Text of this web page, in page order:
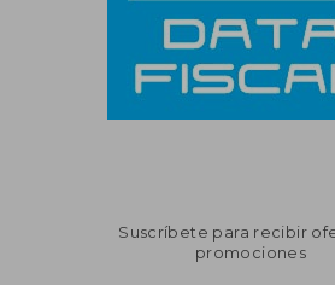
Suscríbete para recibir
promociones